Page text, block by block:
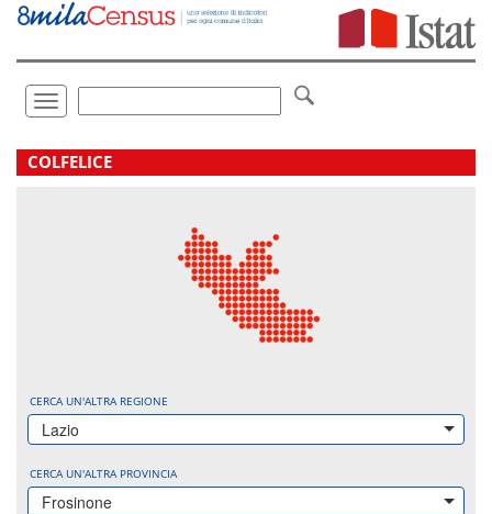
Vai
direttamente
Toggle
navigation
.
COLFELICE
CERCA UN'ALTRA REGIONE
Lazio
CERCA UN'ALTRA PROVINCIA
Frosinone